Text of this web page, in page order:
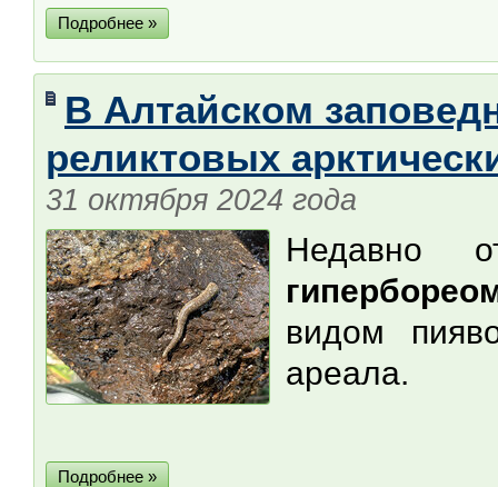
Подробнее »
В Алтайском
реликтовых
31 октября 2024 года
Недавно
видом
ареала.
Подробнее »